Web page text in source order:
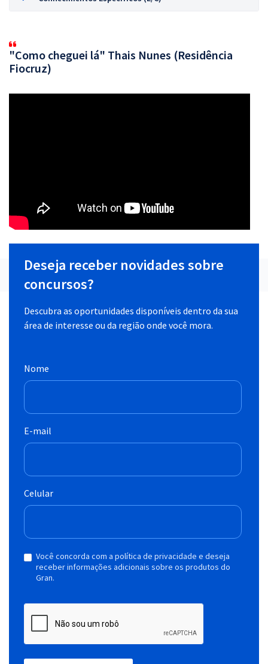
"Como cheguei lá" Thais Nunes (Residência
Fiocruz)
Deseja receber novidades sobre
concursos?
Descubra as oportunidades disponíveis dentro da sua
área de interesse ou da região onde você mora.
Nome
E-mail
Celular
Você concorda com a política de privacidade e deseja
receber informações adicionais sobre os produtos do
Gran.